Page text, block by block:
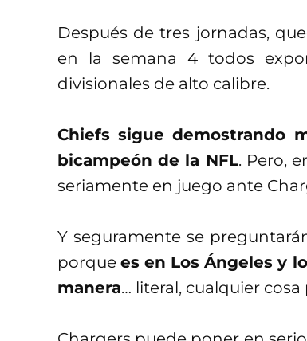
Después de tres jornadas,
en la semana 4 todos
divisionales de alto calibre.
Chiefs sigue demostrando
bicampeón de la NFL. Pero,
seriamente en juego ante
Y seguramente se
porquees en Los Ángeles y
manera… literal, cualquier